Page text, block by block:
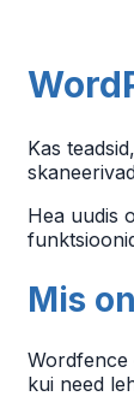
Kas
Hea uudis
Mis
Wordfence
kui need